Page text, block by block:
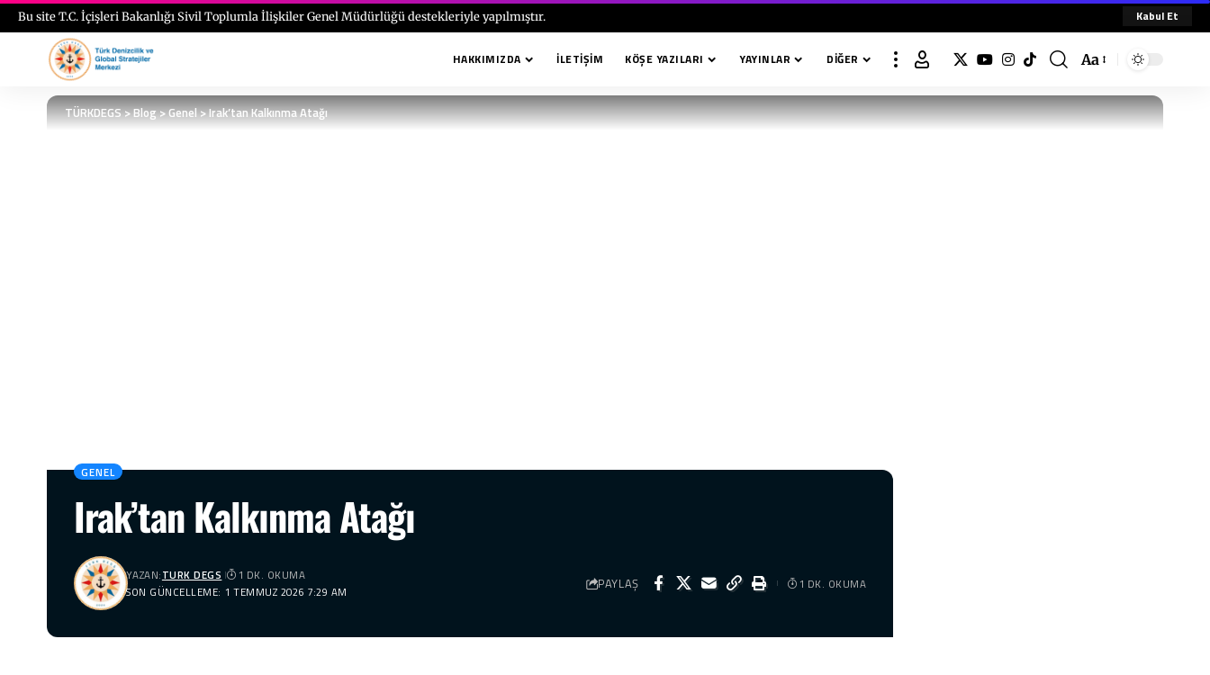
Bu site T.C. İçişleri Bakanlığı Sivil Toplumla İlişkiler Genel Müdürlüğü destekleriyle yapılmıştır. Kabul Et
HAKKIMIZDA İLETIŞIM KÖŞE YAZILARI YAYINLAR DIĞER Aa
TÜRKDEGS>Blog>Genel>Irak’tan Kalkınma Atağı
GENEL
Irak’tan Kalkınma Atağı
SON GÜNCELLEME: 1 TEMMUZ 2026 7:29 AM
YAZAN:TURK DEGS 1 DK. OKUMA PAYLAŞ 1 DK. OKUMA